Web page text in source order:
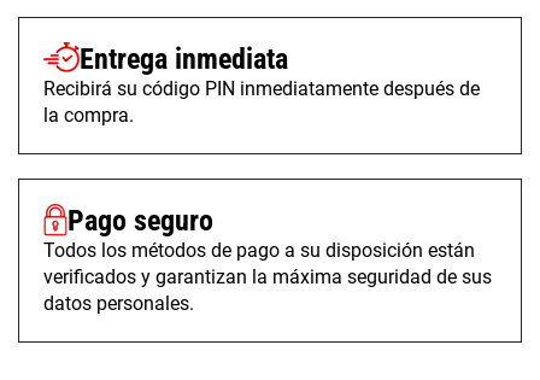
Entrega inmediata
Recibirá su código PIN inmediatamente después de
la compra.
Pago seguro
Todos los métodos de pago a su disposición están
verificados y garantizan la máxima seguridad de sus
datos personales.